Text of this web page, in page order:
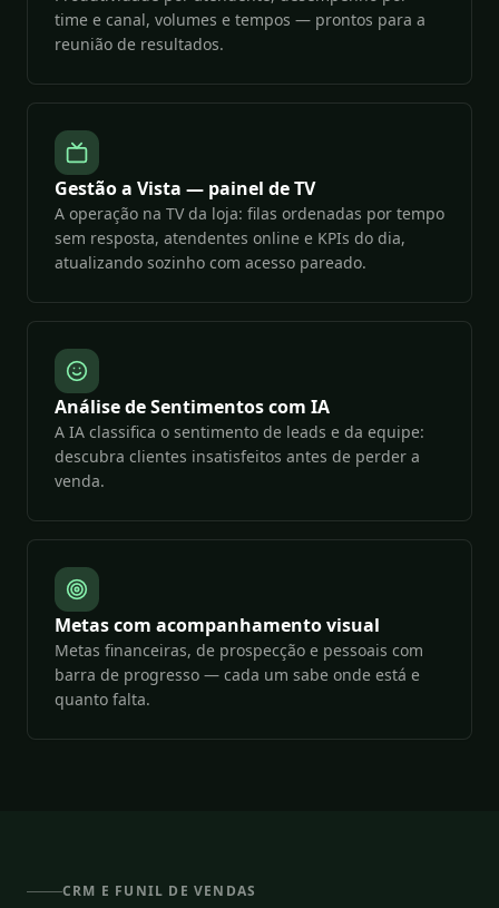
time e canal, volumes e tempos — prontos para a
reunião de resultados.
Gestão a Vista — painel de TV
A operação na TV da loja: filas ordenadas por tempo
sem resposta, atendentes online e KPIs do dia,
atualizando sozinho com acesso pareado.
Análise de Sentimentos com IA
A IA classifica o sentimento de leads e da equipe:
descubra clientes insatisfeitos antes de perder a
venda.
Metas com acompanhamento visual
Metas financeiras, de prospecção e pessoais com
barra de progresso — cada um sabe onde está e
quanto falta.
CRM E FUNIL DE VENDAS